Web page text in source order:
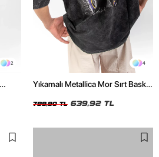
2 4
Yıkamalı Metallica Mor Sırt Baskılı
799,90 TL 639,92 TL